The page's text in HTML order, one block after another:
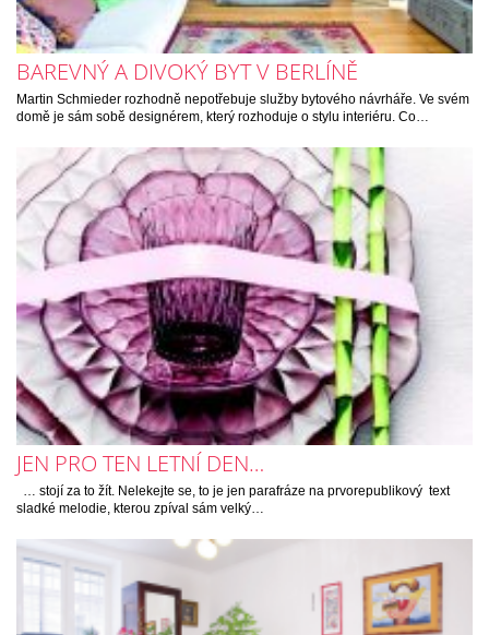
BAREVNÝ A DIVOKÝ BYT V BERLÍNĚ
Martin Schmieder rozhodně nepotřebuje služby bytového návrháře. Ve svém
domě je sám sobě designérem, který rozhoduje o stylu interiéru. Co…
JEN PRO TEN LETNÍ DEN…
… stojí za to žít. Nelekejte se, to je jen parafráze na prvorepublikový text
sladké melodie, kterou zpíval sám velký…